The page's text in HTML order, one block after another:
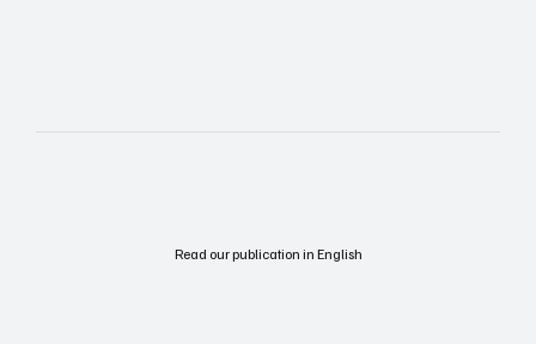
Read our publication in English